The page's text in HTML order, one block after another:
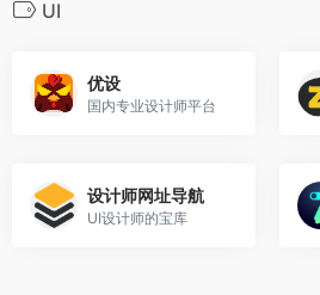
UI
优设
国内专业设计师平台
设计师网址导航
UI设计师的宝库